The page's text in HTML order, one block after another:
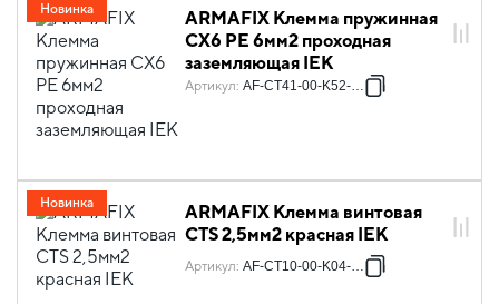
ARMAFIX Клемма пружинная
CX6 PE 6мм2 проходная
заземляющая IEK
Артикул: AF-CT41-00-K52-006
Новинка
ARMAFIX Клемма винтовая
CTS 2,5мм2 красная IEK
Артикул: AF-CT10-00-K04-002
Новинка